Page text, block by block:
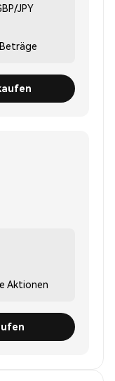
JPY
Aktionen